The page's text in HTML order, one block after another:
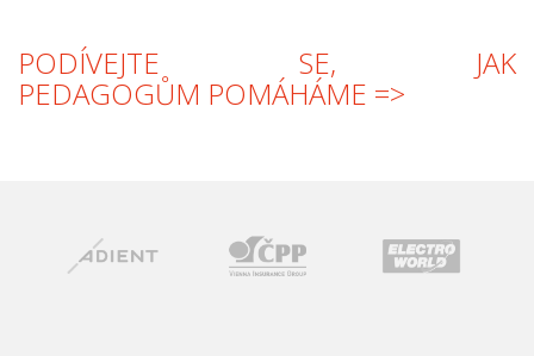
PODÍVEJTE SE, JAK
PEDAGOGŮM POMÁHÁME =>